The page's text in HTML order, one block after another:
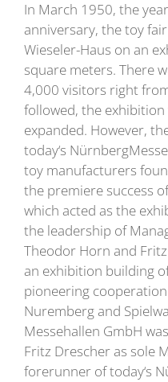
In March 1950, the
anniversary, the toy
Wieseler-Haus on an
square meters. There
4,000 visitors right
followed, the
expanded. However,
today‘s
toy manufacturers
the premiere success
which acted as the
the leadership of
Theodor Horn and
an exhibition building
pioneering
Nuremberg and
Messehallen GmbH
Fritz Drescher as sole
forerunner of today‘s